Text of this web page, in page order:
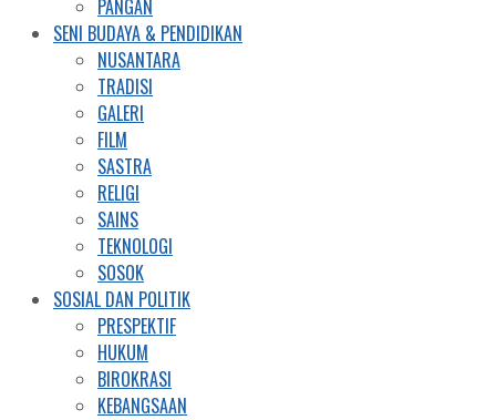
PANGAN
SENI BUDAYA & PENDIDIKAN
NUSANTARA
TRADISI
GALERI
FILM
SASTRA
RELIGI
SAINS
TEKNOLOGI
SOSOK
SOSIAL DAN POLITIK
PRESPEKTIF
HUKUM
BIROKRASI
KEBANGSAAN